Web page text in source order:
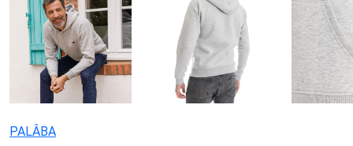
PALÂBA